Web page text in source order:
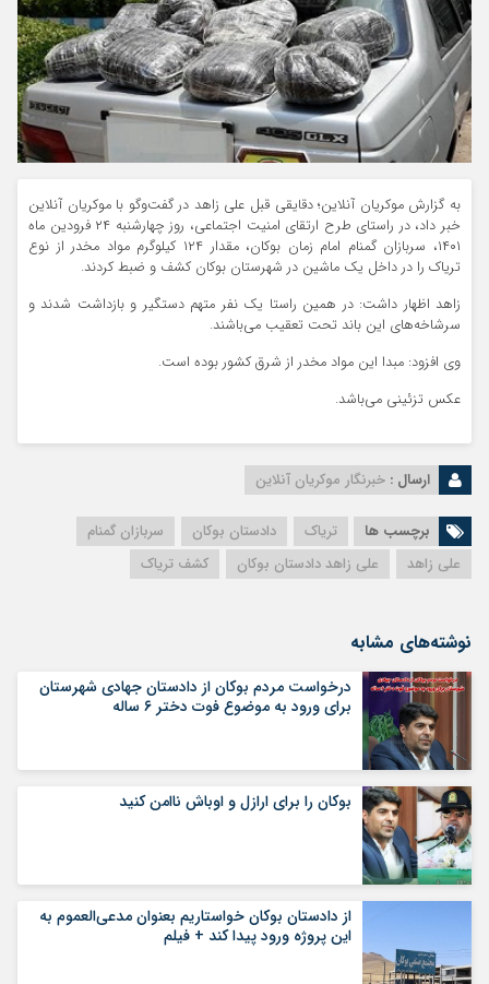
به گزارش موکریان آنلاین؛ دقایقی قبل علی زاهد در گفت‌وگو با موکریان آنلاین
خبر داد، در راستای طرح ارتقای امنیت اجتماعی، روز چهارشنبه ۲۴ فرودین ماه
۱۴۰۱، سربازان گمنام امام زمان بوکان، مقدار ۱۲۴ کیلوگرم مواد مخدر از نوع
تریاک را در داخل یک ماشین در شهرستان بوکان کشف و ضبط کردند.
زاهد اظهار داشت: در همین راستا یک نفر متهم دستگیر و بازداشت شدند و
سرشاخه‌های این باند تحت تعقیب می‌باشند.
وی افزود: مبدا این مواد مخدر از شرق کشور بوده است.
عکس تزئینی می‌باشد.
ارسال : خبرنگار موکریان آنلاین
برچسب ها تریاک دادستان بوکان
سربازان گمنام
علی زاهد
علی زاهد دادستان بوکان کشف تریاک
نوشته‌های مشابه
درخواست مردم بوکان از دادستان جهادی شهرستان
برای ورود به موضوع فوت دختر ۶ ساله
بوکان را برای ارازل و اوباش ناامن کنید
از دادستان بوکان خواستاریم بعنوان مدعی‌العموم به
این پروژه ورود پیدا کند + فیلم